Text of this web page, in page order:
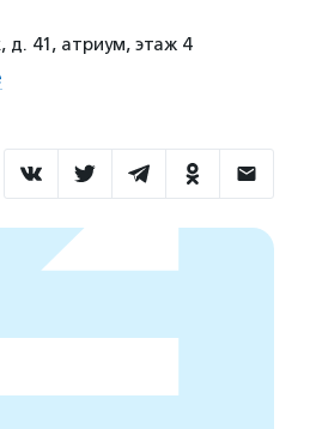
41, атриум, этаж 4